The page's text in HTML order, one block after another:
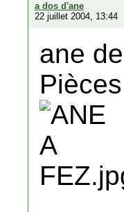
a dos d'ane
22 juillet 2004, 13:44
ane